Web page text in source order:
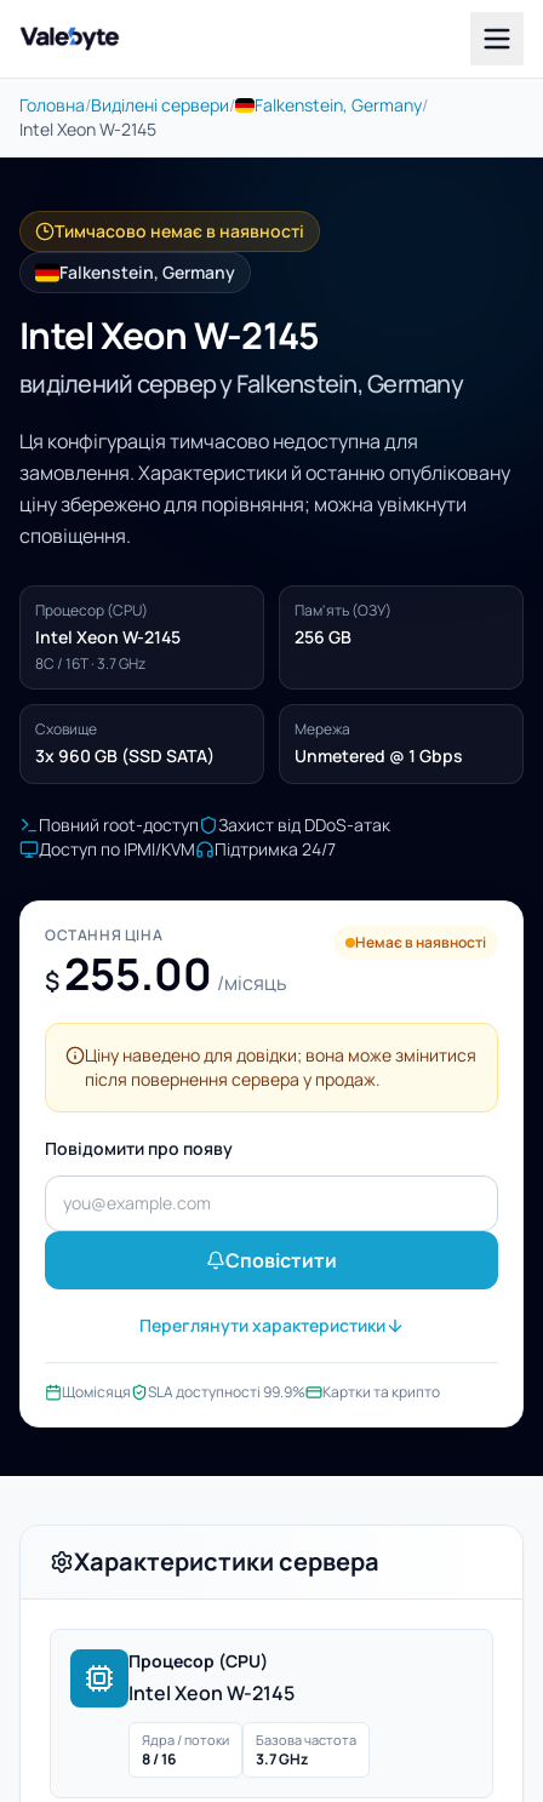
Valebyte
Головна/Виділені сервери/ Falkenstein, Germany/
Intel Xeon W-2145
Тимчасово немає в наявності
Falkenstein, Germany
Intel Xeon W-2145
виділений сервер у Falkenstein, Germany
Ця конфігурація тимчасово недоступна для
замовлення. Характеристики й останню опубліковану
ціну збережено для порівняння; можна увімкнути
сповіщення.
Процесор (CPU)
Intel Xeon W-2145
8C / 16T · 3.7 GHz
Пам'ять (ОЗУ)
256 GB
Сховище
3x 960 GB (SSD SATA)
Мережа
Unmetered @ 1 Gbps
Повний root-доступ
Захист від DDoS-атак
Доступ по IPMI/KVM
Підтримка 24/7
ОСТАННЯ ЦІНА
$255.00 /місяць
Немає в наявності
Ціну наведено для довідки; вона може змінитися
після повернення сервера у продаж.
Повідомити про появу
Сповістити
Переглянути характеристики
Щомісяця SLA доступності 99.9% Картки та крипто
Характеристики сервера
Процесор (CPU)
Intel Xeon W-2145
Ядра / потоки
8 / 16
Базова частота
3.7 GHz